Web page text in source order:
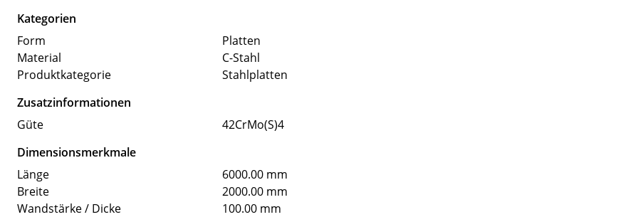
Kategorien
Form
Platten
Material
C-Stahl
Produktkategorie
Stahlplatten
Zusatzinformationen
Güte
42CrMo(S)4
Dimensionsmerkmale
Länge
6000.00 mm
Breite
2000.00 mm
Wandstärke / Dicke
100.00 mm